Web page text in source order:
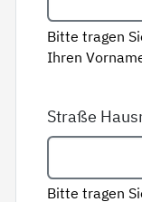
Bitte tragen
Ihren
Straße
Bitte tragen